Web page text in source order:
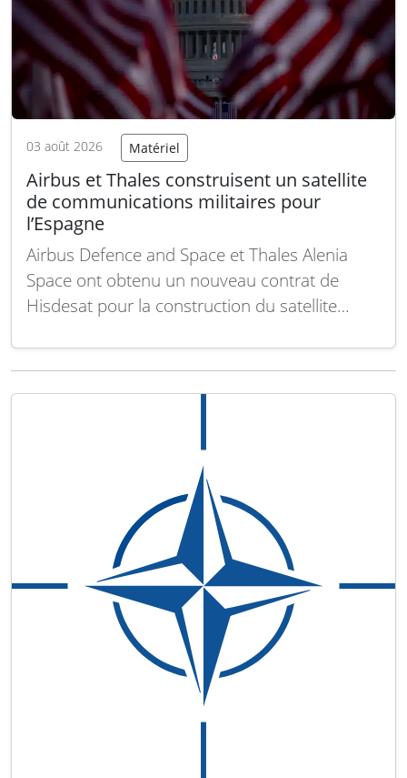
03 août 2026 Matériel
Airbus et Thales construisent un satellite
de communications militaires pour
l’Espagne
Airbus Defence and Space et Thales Alenia
Space ont obtenu un nouveau contrat de
Hisdesat pour la construction du satellite
espagnoles de communication satellitaire